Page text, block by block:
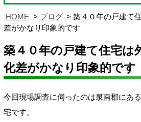
HOME ブログ
築４０年の戸建て
差がかなり印象的です
築４０年の戸建て住宅は
化差がかなり印象的です
今回現場調査に伺ったのは泉南郡にあ
宅です。